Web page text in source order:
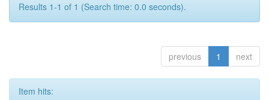
Results 1-1 of 1 (Search time: 0.0 seconds).
previous 1 next
Item hits: